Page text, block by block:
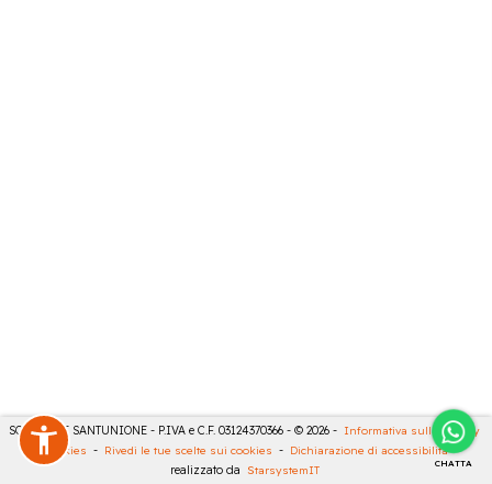
CHATTA
SONCINI E SANTUNIONE - P.IVA e C.F. 03124370366 - © 2026 - Informativa sulla privacy
Cookies - Rivedi le tue scelte sui cookies - Dichiarazione di accessibilità -
realizzato da StarsystemIT